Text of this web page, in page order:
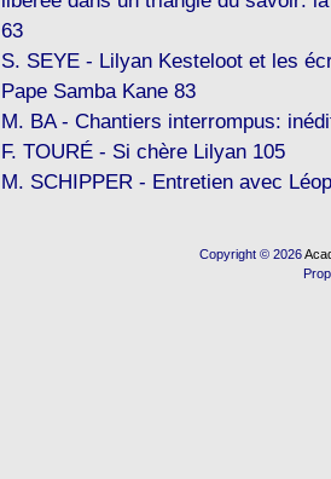
63
S. SEYE - Lilyan Kesteloot et les
Pape Samba Kane 83
M. BA - Chantiers interrompus:
F. TOURÉ - Si chère Lilyan 105
M. SCHIPPER - Entretien avec
Copyright © 2026